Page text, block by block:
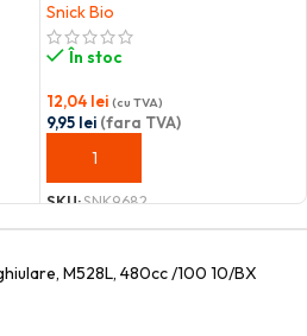
Snick Bio
În stoc
12,04 lei (cu TVA)
9,95 lei (fara TVA)
ADAUGĂ ÎN COȘ
SKU:SNK9682
M528L, 480cc /100 10/BX